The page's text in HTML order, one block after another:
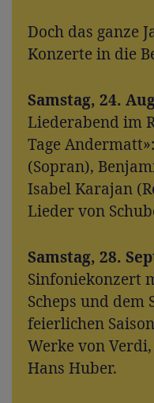
Doch das ganze
Konzerte in die
Samstag, 24.
Liederabend im
Tage
(Sopran),
Isabel Karajan
Lieder von
Samstag, 28.
Sinfoniekonzert
Scheps und dem
feierlichen
Werke von
Hans Huber.